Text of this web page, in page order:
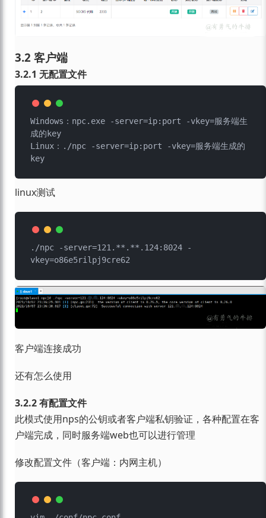
3.2 客户端
3.2.1 无配置文件
Windows：npc.exe -server=ip:port -vkey=服务端生
成的key
Linux：./npc -server=ip:port -vkey=服务端生成的
linux测试
./npc -server=121.**.**.124:8024 -
客户端连接成功
还有怎么使用
3.2.2 有配置文件
此模式使用nps的公钥或者客户端私钥验证，各种配置在客
户端完成，同时服务端web也可以进行管理
修改配置文件（客户端：内网主机）